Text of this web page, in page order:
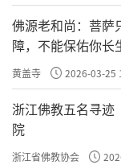
叫“住”。
「应知以此不
里是说，前面
但它们的共同
异、不离”。
佛源老和尚：菩萨
障，不能保佑你长
黄盖寺 2026-03-25
浙江佛教五名寻
院
浙江省佛教协会